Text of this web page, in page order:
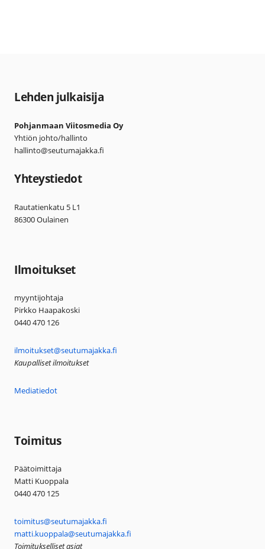
Lehden julkaisija
Pohjanmaan Viitosmedia Oy
Yhtiön johto/hallinto
hallinto@seutumajakka.fi
Yhteystiedot
Rautatienkatu 5 L1
86300 Oulainen
Ilmoitukset
myyntijohtaja
Pirkko Haapakoski
0440 470 126
ilmoitukset@seutumajakka.fi
Kaupalliset ilmoitukset
Mediatiedot
Toimitus
Päätoimittaja
Matti Kuoppala
0440 470 125
toimitus@seutumajakka.fi
matti.kuoppala@seutumajakka.fi
Toimitukselliset asiat